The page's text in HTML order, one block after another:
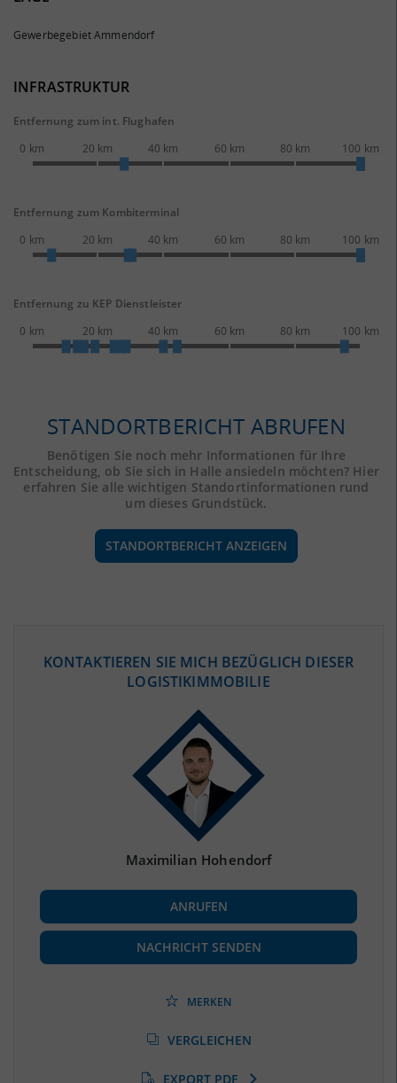
Gewerbegebiet Ammendorf
INFRASTRUKTUR
Entfernung zum int. Flughafen
0 km
20 km 40 km 60 km 80 km 100 km
Entfernung zum Kombiterminal
0 km
20 km 40 km 60 km 80 km 100 km
Entfernung zu KEP Dienstleister
0 km
20 km 40 km 60 km 80 km 100 km
STANDORTBERICHT ABRUFEN
Benötigen Sie noch mehr Informationen für Ihre
Entscheidung, ob Sie sich in Halle ansiedeln möchten? Hier
erfahren Sie alle wichtigen Standortinformationen rund
um dieses Grundstück.
STANDORTBERICHT ANZEIGEN
(STAND: 12/2019)
(Landkreis / Kreisfreie Stadt)
BESCHÄFTIGUNG
Beschäftigte
(Landkreis / Kreisfreie Stadt)
87.290
(Landkreis / Kreisfreie Stadt)
(Stand: 01/2020)
KONTAKTIEREN SIE MICH BEZÜGLICH DIESER
LOGISTIKIMMOBILIE
Maximilian Hohendorf
ANRUFEN
NACHRICHT SENDEN
MERKEN
VERGLEICHEN
EXPORT PDF